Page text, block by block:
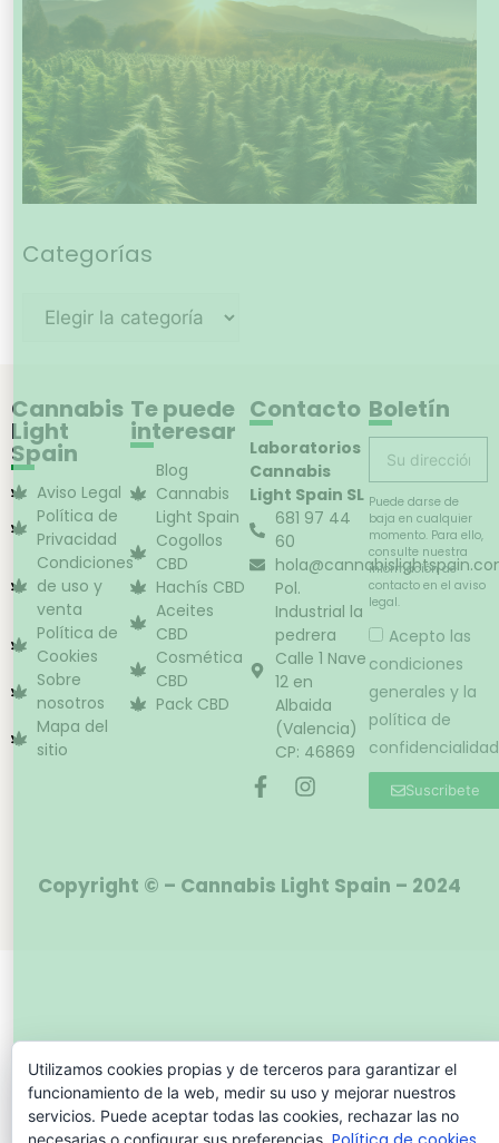
Categorías
Cannabis
Light
Spain
Aviso Legal
Política de
Privacidad
Condiciones
de uso y
venta
Política de
Cookies
Sobre
nosotros
Mapa del
sitio
Te puede
interesar
Blog
Cannabis
Light Spain
Cogollos
CBD
Hachís CBD
Aceites
CBD
Cosmética
CBD
Pack CBD
Contacto
Laboratorios
Cannabis
Light Spain SL
681 97 44
60
Pol.
Industrial la
pedrera
Calle 1 Nave
12 en
Albaida
(Valencia)
CP: 46869
Boletín
Puede darse de
baja en cualquier
momento. Para ello,
consulte nuestra
información de
contacto en el aviso
legal.
Acepto las
condiciones
generales y la
política de
confidencialidad
Suscribete
Copyright © – Cannabis Light Spain – 2024
Utilizamos cookies propias y de terceros para garantizar el
funcionamiento de la web, medir su uso y mejorar nuestros
servicios. Puede aceptar todas las cookies, rechazar las no
necesarias o configurar sus preferencias.